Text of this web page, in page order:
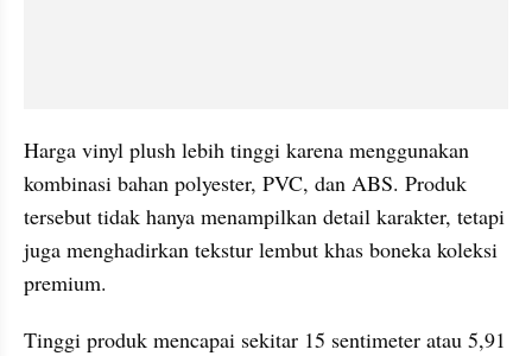
Harga vinyl plush lebih tinggi karena menggunakan
kombinasi bahan polyester, PVC, dan ABS. Produk
tersebut tidak hanya menampilkan detail karakter, tetapi
juga menghadirkan tekstur lembut khas boneka koleksi
premium.
Tinggi produk mencapai sekitar 15 sentimeter atau 5,91